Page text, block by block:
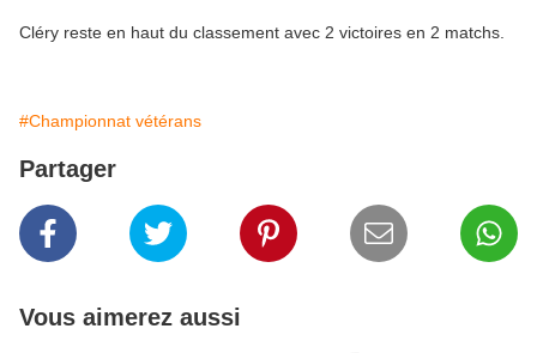
Cléry reste en haut du classement avec 2 victoires en 2 matchs.
#Championnat vétérans
Partager
Vous aimerez aussi